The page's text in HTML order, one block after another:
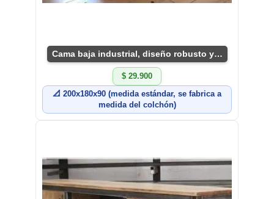
Cama baja industrial, diseño robusto y funcional
$ 29.900
📐 200x180x90 (medida estándar, se fabrica a
medida del colchón)